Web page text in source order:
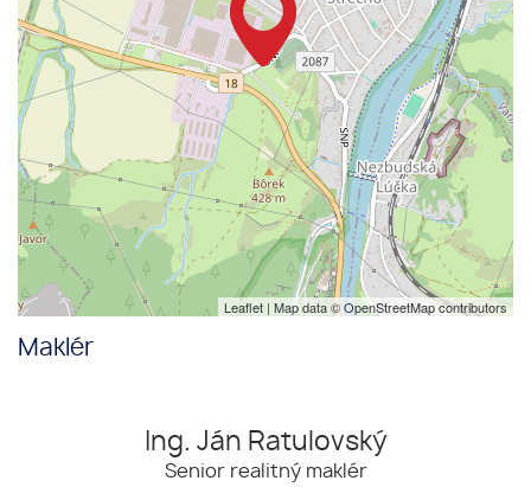
Leaflet | Map data ©OpenStreetMapcontributors
Maklér
Ing. Ján Ratulovský
Senior realitný maklér